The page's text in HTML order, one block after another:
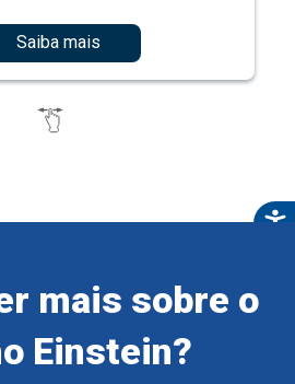
Saiba mais
mais sobre o
Einstein?